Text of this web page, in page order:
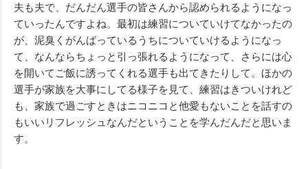
夫も夫で、だんだん選手の皆さんから認められるようになっ
ていったんですよね。最初は練習についていけてなかったの
が、泥臭くがんばっているうちについていけるようになっ
て、なんならちょっと引っ張れるようになって、さらには心
を開いてご飯に誘ってくれる選手も出てきたりして。ほかの
選手が家族を大事にしてる様子を見て、練習はきついけれど
も、家族で過ごすときはニコニコと他愛もないことを話すの
もいいリフレッシュなんだということを学んだんだと思いま
す。